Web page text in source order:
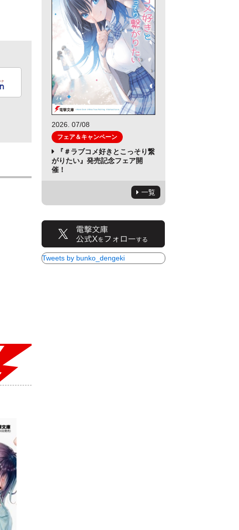
2026. 07/08
フェア＆キャンペーン
『＃ラブコメ好きとこっそり繋
がりたい』発売記念フェア開
催！
一覧
Tweets by bunko_dengeki